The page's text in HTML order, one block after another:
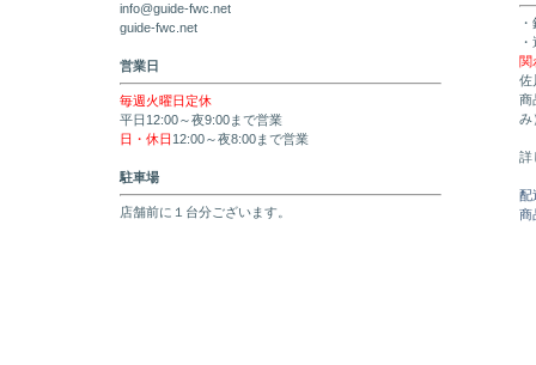
info@guide-fwc.net
guide-fwc.net
営業日
毎週火曜日定休
平日12:00～夜9:00まで営業
日・休日 12:00～夜8:00まで営業
駐車場
店舗前に１台分ございます。
関
佐
商
み
詳
配
商